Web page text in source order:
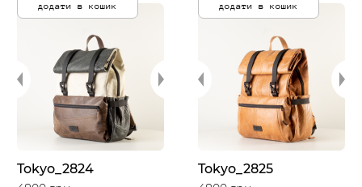
додати в кошик додати в кошик
Tokyo_2824 Tokyo_2825